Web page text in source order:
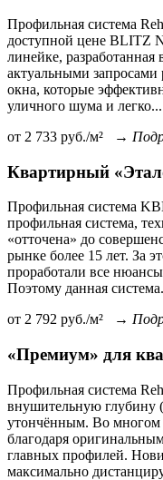
Профильная система
доступной цене BLITZ
линейке, разработанная
актуальными
окна, которые
уличного шума и легко...
от 2 733 руб./м² →
Квартирный
Профильная система
профильная система,
«отточена» до
рынке более 15 лет. За
проработали все
Поэтому данная
от 2 792 руб./м² →
«Премиум» для
Профильная система
внушительную глубину
утончённым. Во многом
благодаря
главных профилей.
максимально